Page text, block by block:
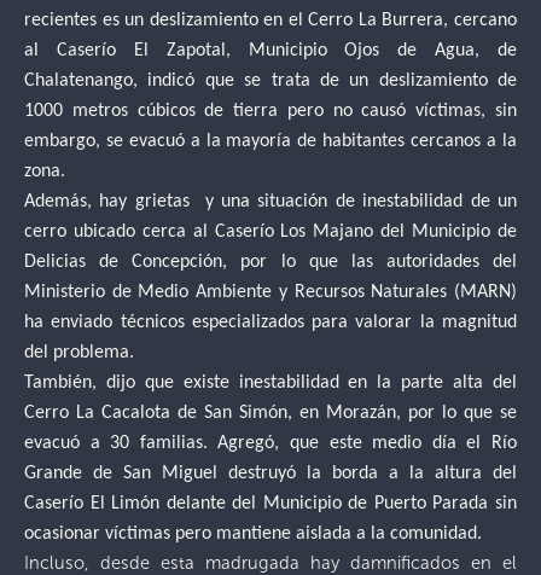
recientes es un deslizamiento en el Cerro La Burrera, cercano
al Caserío El Zapotal, Municipio Ojos de Agua, de
Chalatenango, indicó que se trata de un deslizamiento de
1000 metros cúbicos de tierra pero no causó víctimas, sin
embargo, se evacuó a la mayoría de habitantes cercanos a la
zona.
Además, hay grietas y una situación de inestabilidad de un
cerro ubicado cerca al Caserío Los Majano del Municipio de
Delicias de Concepción, por lo que las autoridades del
Ministerio de Medio Ambiente y Recursos Naturales (MARN)
ha enviado técnicos especializados para valorar la magnitud
del problema.
También, dijo que existe inestabilidad en la parte alta del
Cerro La Cacalota de San Simón, en Morazán, por lo que se
evacuó a 30 familias. Agregó, que este medio día el Río
Grande de San Miguel destruyó la borda a la altura del
Caserío El Limón delante del Municipio de Puerto Parada sin
ocasionar víctimas pero mantiene aislada a la comunidad.
Incluso, desde esta madrugada hay damnificados en el